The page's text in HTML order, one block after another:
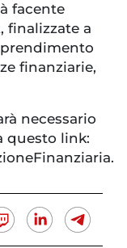
facente
finalizzate a
finanziarie,
necessario
questo link: